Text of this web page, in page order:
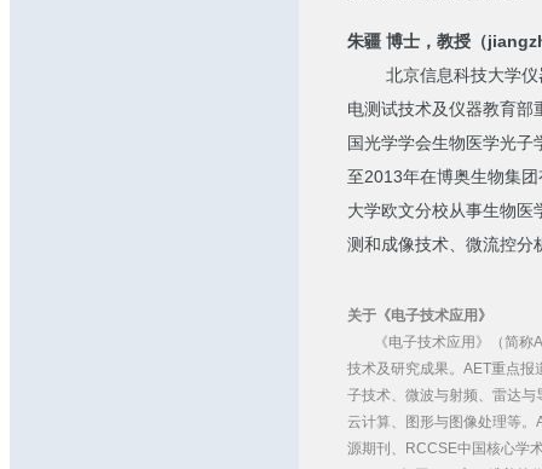
朱疆 博士，教授（
北京信息科技大学仪器
电测试技术及仪器教育部
国光学学会生物医学光
至2013年在博奥生物集
大学欧文分校从事生物医
测和成像技术、微流控分
关于《电子技术应用》
《电子技术应用》（简
技术及研究成果。AET重点报
子技术、微波与射频、雷达
云计算、图形与图像处理等
源期刊、RCCSE中国核心学